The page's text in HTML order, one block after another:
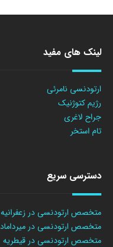
لینک های مفید
ارتودنسی نامرئی
رژیم کتوژنیک
جراح لاغری
تام استخر
دسترسی سریع
متخصص ارتودنسی در زعفرانیه
متخصص ارتودنسی در میرداماد
متخصص ارتودنسی در قیطریه